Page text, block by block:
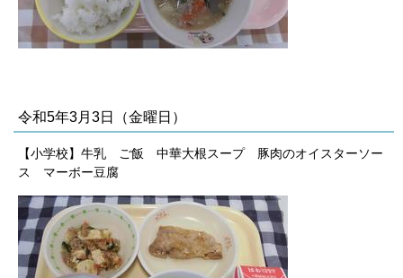
令和5年3月3日（金曜日）
【小学校】牛乳 ご飯 中華大根スープ 豚肉のオイスターソー
ス マーボー豆腐